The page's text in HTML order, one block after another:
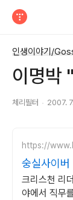
인생이야기/
이명박
체리필터 2007.
https://
숭실사이버
입생 모집
크리스천 리
야에서 직무